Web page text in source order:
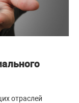
отраслей